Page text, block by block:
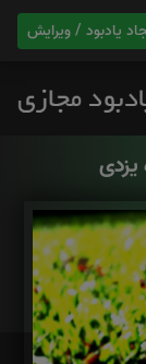
یادبود / ویرایش
یزدی